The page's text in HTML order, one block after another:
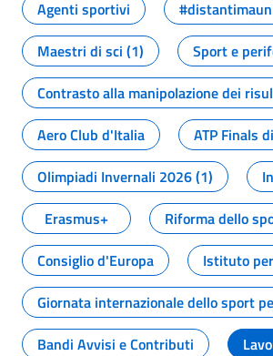
Agenti sportivi
Maestri di sci (1)
Sport e
Contrasto alla manipolazione dei
Aero Club d'Italia
ATP Finals
Olimpiadi Invernali 2026 (1)
Erasmus+
Riforma dello
Consiglio d'Europa
Istituto
Giornata internazionale dello sport
Bandi Avvisi e Contributi